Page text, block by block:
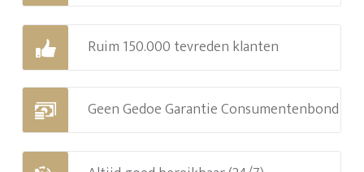
Ruim 150.000 tevreden klanten
Geen Gedoe Garantie Consumentenbond